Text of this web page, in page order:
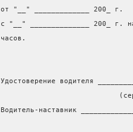
от "__" _____________ 200_
с "__" ______________ 200_ г.
часов.
Удостоверение водителя
Водитель-наставник